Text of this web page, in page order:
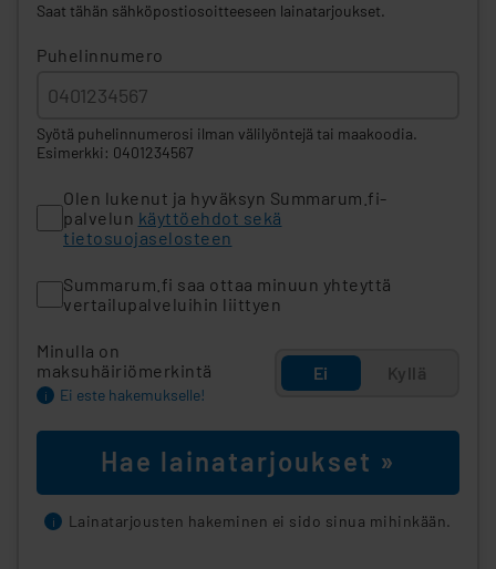
Saat tähän sähköpostiosoitteeseen lainatarjoukset.
Puhelinnumero
Syötä puhelinnumerosi ilman välilyöntejä tai maakoodia.
Esimerkki: 0401234567
Olen lukenut ja hyväksyn Summarum.fi-
palvelun käyttöehdot sekä
tietosuojaselosteen
Summarum.fi saa ottaa minuun yhteyttä
vertailupalveluihin liittyen
Minulla on
maksuhäiriömerkintä
i Ei este hakemukselle!
Ei Kyllä
Hae lainatarjoukset »
i Lainatarjousten hakeminen ei sido sinua mihinkään.